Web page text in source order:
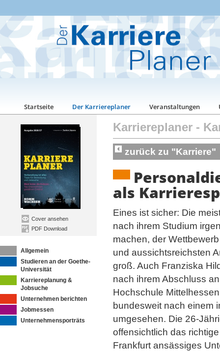
Startseite Der Karriereplaner Veranstaltungen
Cover ansehen
PDF Download
Allgemein
Studieren an der Goethe-
Universität
Karriereplanung &
Jobsuche
Unternehmen berichten
Jobmessen
Unternehmensporträts
Karriereplaner -
zurück zu "Karriere"
als
Eines ist sicher: Die
nach ihrem Studium
machen, der
und aussichtsreichsten
groß. Auch Franziska
nach ihrem Abschluss
Hochschule
bundesweit nach einem
umgesehen. Die 26-
offensichtlich das
Frankfurt ansässiges